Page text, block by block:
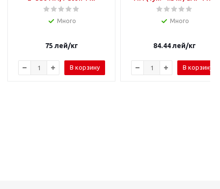
Много
75 лей/кг
В корзину
Много
84.44лей/кг
В корзину